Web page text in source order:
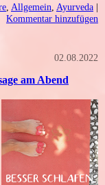
, Allgemein, Ayurveda |
Kommentar hinzufügen
02.08.2022
am Abend